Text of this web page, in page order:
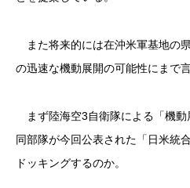
また将来的には在沖米軍基地の
の迅速な機動展開の可能性にまで
まず陸海空3自衛隊による「機動
同部隊が今回公表された「日米統
ドッキングするのか。